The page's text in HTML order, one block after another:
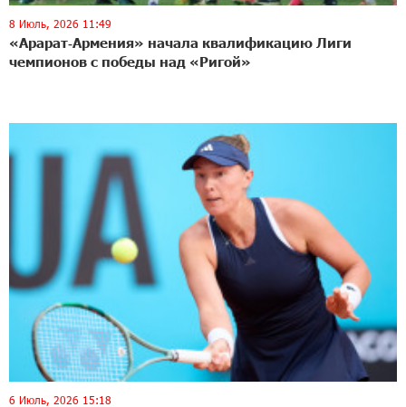
8 Июль, 2026 11:49
«Арарат‑Армения» начала квалификацию Лиги
чемпионов с победы над «Ригой»
6 Июль, 2026 15:18